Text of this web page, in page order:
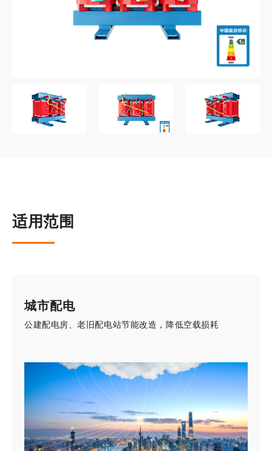
适用范围
城市配电
公建配电房、老旧配电站节能改造，降低空载损耗